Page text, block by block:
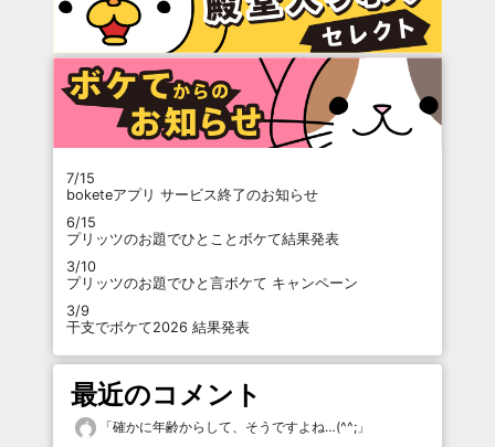
7/15
boketeアプリ サービス終了のお知らせ
6/15
プリッツのお題でひとことボケて結果発表
3/10
プリッツのお題でひと言ボケて キャンペーン
3/9
干支でボケて2026 結果発表
最近のコメント
「確かに年齢からして、そうですよね…(^^; 」